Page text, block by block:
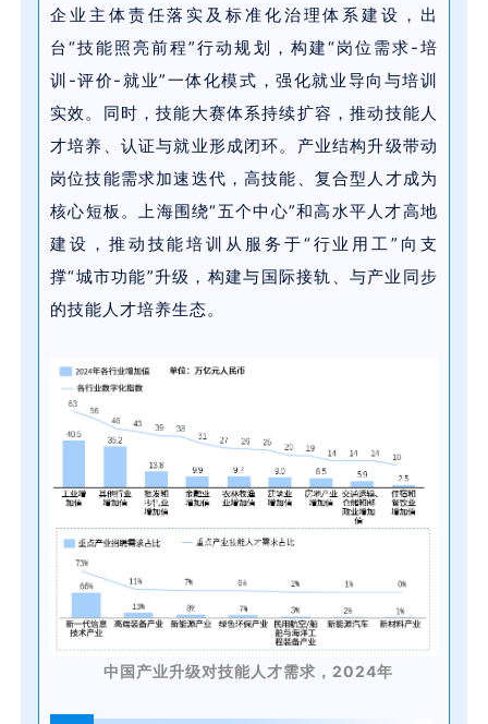
企业主体责任落实及标准化治理体系建设，出
台“技能照亮前程”行动规划，构建“岗位需求-培
训-评价-就业”一体化模式，强化就业导向与培训
实效。同时，技能大赛体系持续扩容，推动技能人
才培养、认证与就业形成闭环。产业结构升级带动
岗位技能需求加速迭代，高技能、复合型人才成为
核心短板。上海围绕“五个中心”和高水平人才高地
建设，推动技能培训从服务于“行业用工”向支
撑“城市功能”升级，构建与国际接轨、与产业同步
的技能人才培养生态。
中国产业升级对技能人才需求，2024年